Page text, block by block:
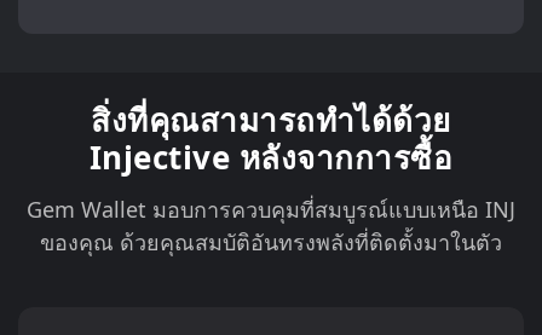
สิ่งที่คุณสามารถทำได้ด้วย
Injective หลังจากการซื้อ
Gem Wallet มอบการควบคุมที่สมบูรณ์แบบเหนือ INJ
ของคุณ ด้วยคุณสมบัติอันทรงพลังที่ติดตั้งมาในตัว